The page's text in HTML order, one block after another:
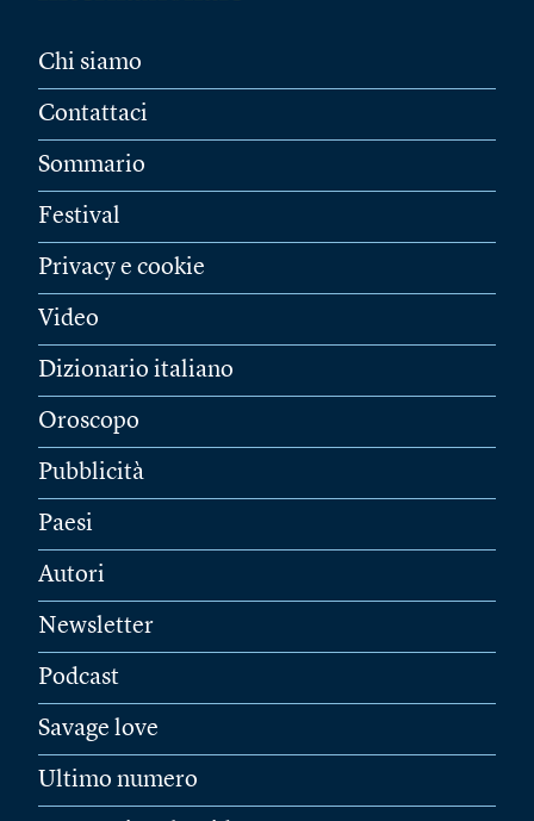
Chi siamo
Contattaci
Sommario
Festival
Privacy e cookie
Video
Dizionario italiano
Oroscopo
Pubblicità
Paesi
Autori
Newsletter
Podcast
Savage love
Ultimo numero